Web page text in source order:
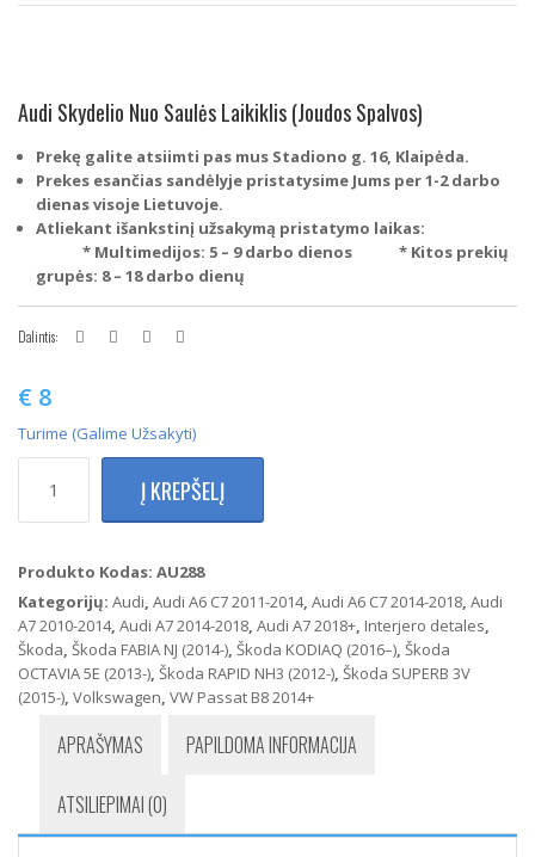
Audi Skydelio Nuo Saulės Laikiklis (Joudos Spalvos)
Prekę galite atsiimti pas mus Stadiono g. 16, Klaipėda.
Prekes esančias sandėlyje pristatysime Jums per 1-2 darbo
dienas visoje Lietuvoje.
Atliekant išankstinį užsakymą pristatymo laikas:
* Multimedijos: 5 – 9 darbo dienos * Kitos prekių
grupės: 8 – 18 darbo dienų
Dalintis:
€ 8
Turime (galime Užsakyti)
kiekis:
nuo
laikiklis
(Joudos
spalvos)
Į KREPŠELĮ
Produkto Kodas: AU288
Kategorijų: Audi Audi A6 C7 2011-2014, Audi A6 C7 2014-2018 Audi
A7 2010-2014, Audi A7 2014-2018 Audi A7 2018+ Interjero detales
Škoda Škoda FABIA NJ (2014-) Škoda KODIAQ (2016–) Škoda
OCTAVIA 5E (2013-) Škoda RAPID NH3 (2012-) Škoda SUPERB 3V
(2015-) Volkswagen VW Passat B8 2014+
APRAŠYMAS PAPILDOMA INFORMACIJA
ATSILIEPIMAI (0)